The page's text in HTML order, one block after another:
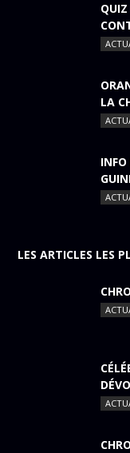
LA
LES ARTICLES LES